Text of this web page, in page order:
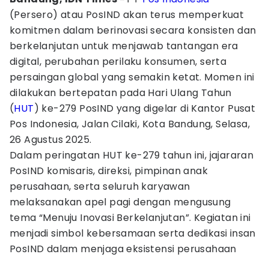
(Persero) atau PosIND akan terus memperkuat
komitmen dalam berinovasi secara konsisten dan
berkelanjutan untuk menjawab tantangan era
digital, perubahan perilaku konsumen, serta
persaingan global yang semakin ketat. Momen ini
dilakukan bertepatan pada Hari Ulang Tahun
(HUT) ke-279 PosIND yang digelar di Kantor Pusat
Pos Indonesia, Jalan Cilaki, Kota Bandung, Selasa,
26 Agustus 2025.
Dalam peringatan HUT ke-279 tahun ini, jajararan
PosIND komisaris, direksi, pimpinan anak
perusahaan, serta seluruh karyawan
melaksanakan apel pagi dengan mengusung
tema “Menuju Inovasi Berkelanjutan”. Kegiatan ini
menjadi simbol kebersamaan serta dedikasi insan
PosIND dalam menjaga eksistensi perusahaan